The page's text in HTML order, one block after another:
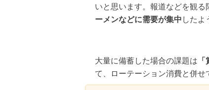
いと思います。報道などを観る
ーメンなどに需要が集中したよ
大量に備蓄した場合の課題は
て、ローテーション消費と併せ